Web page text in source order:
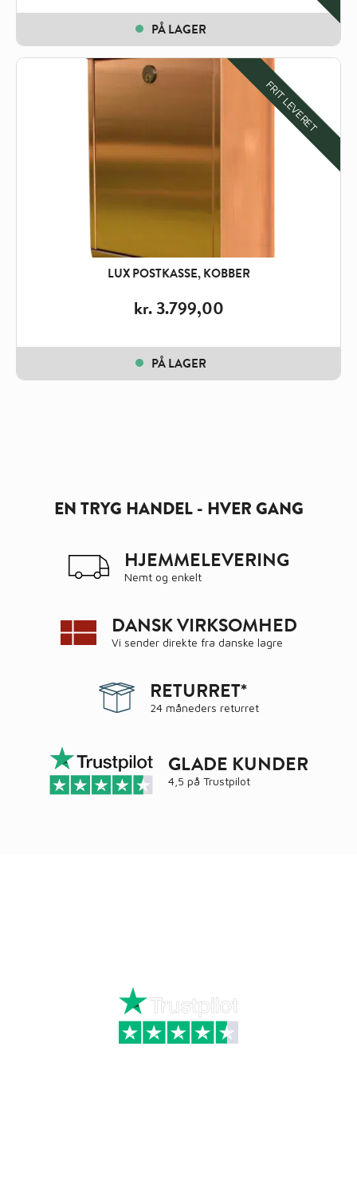
PÅ LAGER
FRIT LEVERET
LUX POSTKASSE, KOBBER
kr.3.799,00
PÅ LAGER
EN TRYG HANDEL - HVER GANG
HJEMMELEVERING
Nemt og enkelt
DANSK VIRKSOMHED
Vi sender direkte fra danske lagre
RETURRET*
24 måneders returret
GLADE KUNDER
4,5 på Trustpilot